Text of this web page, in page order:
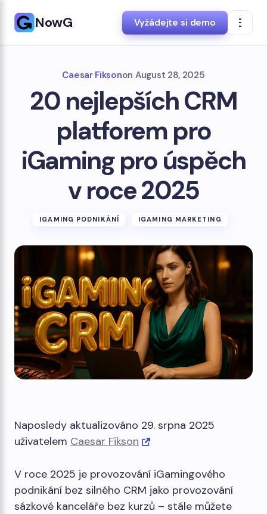
NowG Vyžádejte si demo
Caesar Fiksonon August 28, 2025
20 nejlepších CRM
platforem pro
iGaming pro úspěch
v roce 2025
IGAMING PODNIKÁNÍ IGAMING MARKETING
Naposledy aktualizováno 29. srpna 2025
uživatelem Caesar Fikson
V roce 2025 je provozování iGamingového
podnikání bez silného CRM jako provozování
sázkové kanceláře bez kurzů – stále můžete